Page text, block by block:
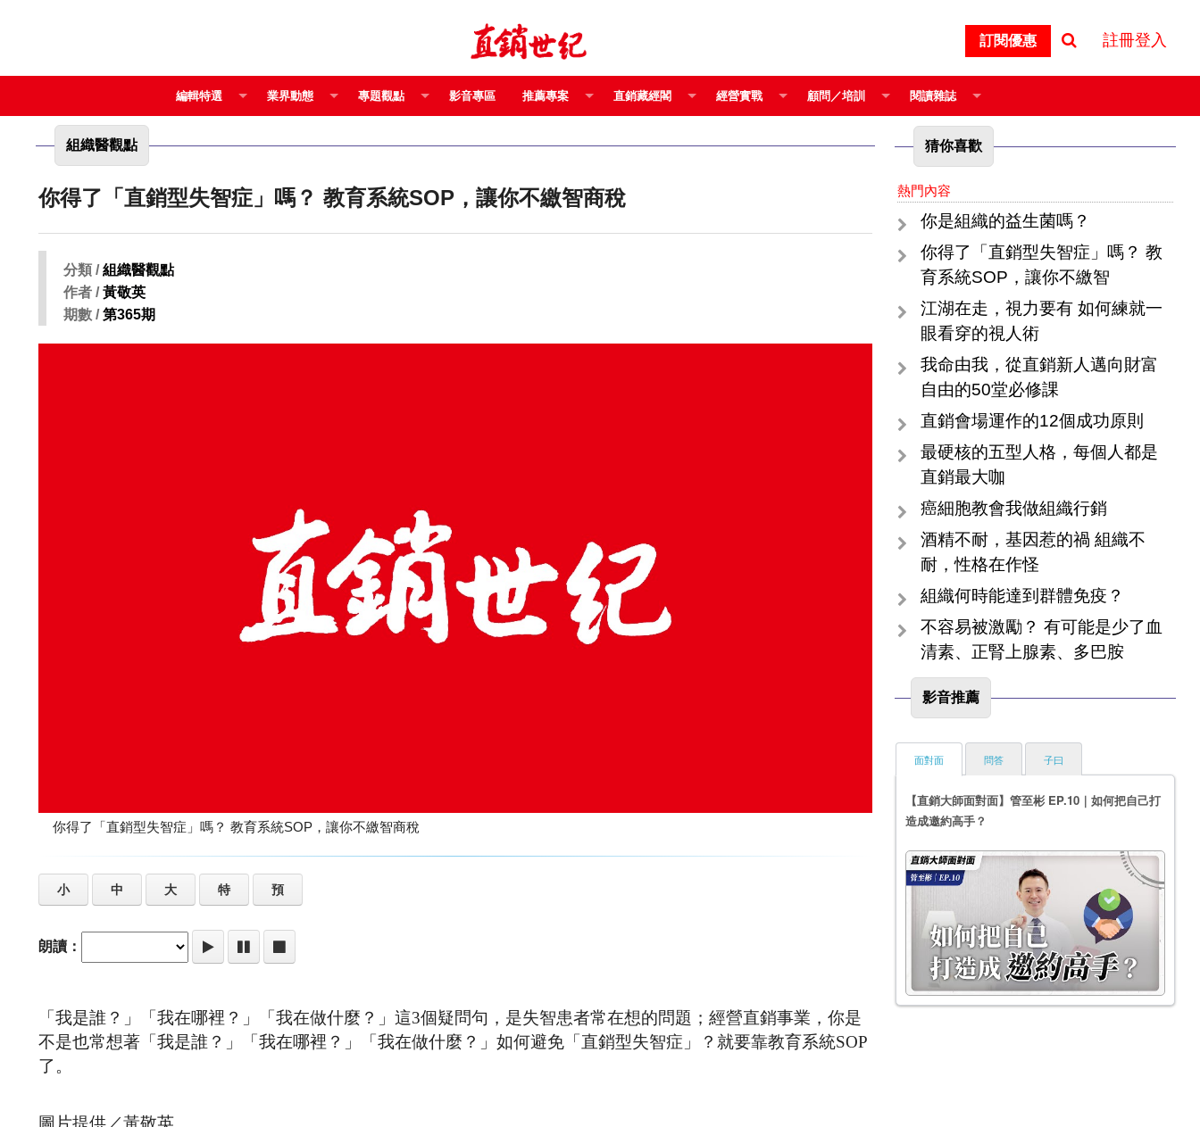
訂閱優惠 註冊登入
編輯特選 業界動態 專題觀點 影音專區 推薦專案 直銷藏經閣 經營實戰 顧問／培訓 閱讀雜誌
組織醫觀點
你得了「直銷型失智症」嗎？ 教育系統SOP，讓你不繳智商稅
分類 /組織醫觀點
作者 /黃敬英
期數 /第365期
你得了「直銷型失智症」嗎？ 教育系統SOP，讓你不繳智商稅
小 中 大 特 預
朗讀：
「我是誰？」「我在哪裡？」「我在做什麼？」這3個疑問句，是失智患者常在想的問題；經營直銷事業，你是
不是也常想著「我是誰？」「我在哪裡？」「我在做什麼？」如何避免「直銷型失智症」？就要靠教育系統SOP
了。
圖片提供／黃敬英
猜你喜歡
熱門內容
你是組織的益生菌嗎？
你得了「直銷型失智症」嗎？ 教
育系統SOP，讓你不繳智
江湖在走，視力要有 如何練就一
眼看穿的視人術
我命由我，從直銷新人邁向財富
自由的50堂必修課
直銷會場運作的12個成功原則
最硬核的五型人格，每個人都是
直銷最大咖
癌細胞教會我做組織行銷
酒精不耐，基因惹的禍 組織不
耐，性格在作怪
組織何時能達到群體免疫？
不容易被激勵？ 有可能是少了血
清素、正腎上腺素、多巴胺
影音推薦
面對面
【直銷大師面對面】管至彬 EP.10｜如何把自己打
造成邀約高手？
問答 子曰